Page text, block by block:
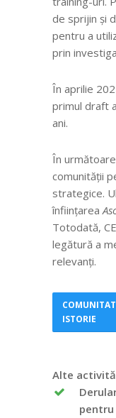
de sprijin și
pentru a
prin
În aprilie
primul draft
ani.
În
comunității
strategice.
înființarea
Totodată,
legătură a
relevanți.
ISTORIE
Alte